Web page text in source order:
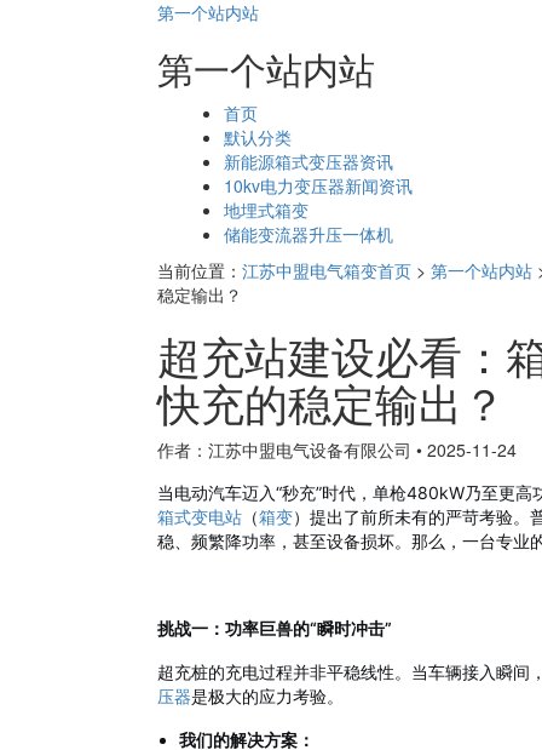
第一个站内站
第一个站内站
首页
默认分类
新能源箱式变压器资讯
10kv电力变压器新闻资讯
地埋式箱变
储能变流器升压一体机
当前位置： 江苏中盟电气箱变首页 > 第一个站内站
稳定输出？
超充站建设必看：
快充的稳定输出？
作者：江苏中盟电气设备有限公司 • 2025-11-24
当电动汽车迈入“秒充”时代，单枪480kW乃至更
箱式变电站 （箱变）提出了前所未有的严苛考验。
稳、频繁降功率，甚至设备损坏。那么，一台专业
挑战一：功率巨兽的“瞬时冲击”
超充桩的充电过程并非平稳线性。当车辆接入瞬
压器是极大的应力考验。
我们的解决方案：